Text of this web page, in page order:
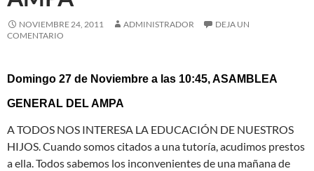
NOVIEMBRE 24, 2011 ADMINISTRADOR
DEJA UN
COMENTARIO
Domingo 27 de Noviembre a las 10:45, ASAMBLEA
GENERAL DEL AMPA
A TODOS NOS INTERESA LA EDUCACIÓN DE NUESTROS
HIJOS. Cuando somos citados a una tutoría, acudimos prestos
a ella. Todos sabemos los inconvenientes de una mañana de